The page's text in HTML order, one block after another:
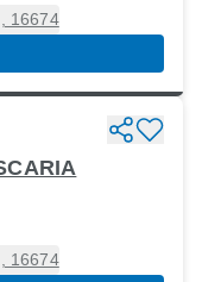
16674
16674